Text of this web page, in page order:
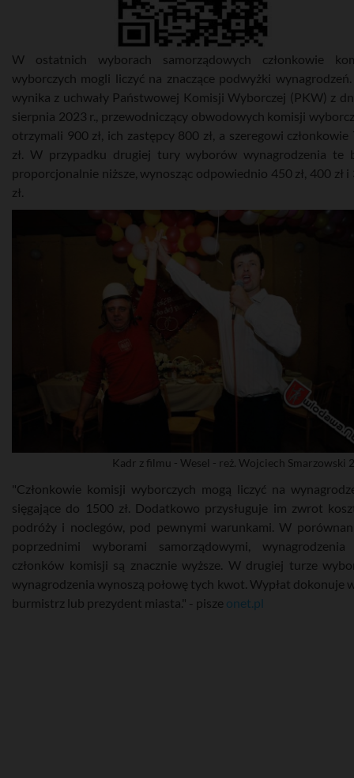
W ostatnich wyborach samorządowych członkowie
wyborczych mogli liczyć na znaczące podwyżki wynagrodzeń.
wynika z uchwały Państwowej Komisji Wyborczej (PKW) z
sierpnia 2023 r., przewodniczący obwodowych komisji
otrzymali 900 zł, ich zastępcy 800 zł, a szeregowi członkowie
zł. W przypadku drugiej tury wyborów wynagrodzenia te
proporcjonalnie niższe, wynosząc odpowiednio 450 zł, 400 zł i
zł.
Kadr z filmu - Wesel - reż. Wojciech Smarzowski
"Członkowie komisji wyborczych mogą liczyć na
sięgające do 1500 zł. Dodatkowo przysługuje im zwrot
podróży i noclegów, pod pewnymi warunkami. W
poprzednimi wyborami samorządowymi,
członków komisji są znacznie wyższe. W drugiej turze
wynagrodzenia wynoszą połowę tych kwot. Wypłat dokonuje
burmistrz lub prezydent miasta." - pisze onet.pl